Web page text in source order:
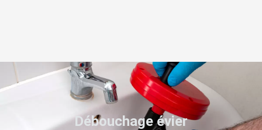
Débouchage évier